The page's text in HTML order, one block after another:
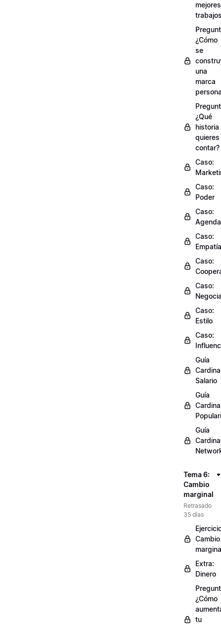
mejores
¿Cómo
se
una
marca
¿Qué
historia
quieres
contar?
Caso:
Caso:
Poder
Caso:
Agenda
Caso:
Empatía
Caso:
Caso:
Caso:
Estilo
Caso:
Guía
Salario
Guía
Guía
Tema 6:
Cambio
marginal
Retrasado
35 días
Cambio
Extra:
Dinero
¿Cómo
tu